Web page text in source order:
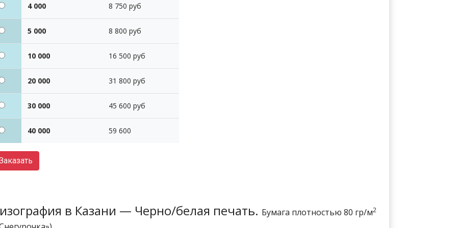
4 000 8 750 руб
5 000 8 800 руб
10 000 16 500 руб
20 000 31 800 руб
30 000 45 600 руб
40 000 59 600
в Казани — Черно/белая печать. Бумага плотностью 80 гр/м2